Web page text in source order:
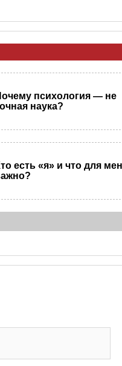
психология — не
наука?
есть «я» и что для